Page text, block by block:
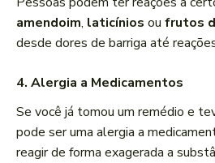
amendoim, laticínios ou frutos
desde dores de barriga até
4. Alergia a Medicamentos
Se você já tomou um remédio e
pode ser uma alergia a
reagir de forma exagerada a